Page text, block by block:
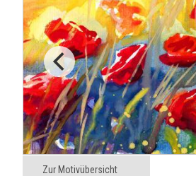
Zur Motivübersicht